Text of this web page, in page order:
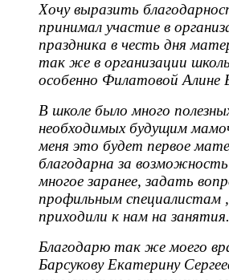
Хочу выразить
принимал участие в
праздника в честь дня
так же в организации
особенно Филатовой Алине
В школе было много
необходимых будущим
меня это будет первое
благодарна за
многое заранее, задать
профильным специалистам
приходили к нам на занятия.
Благодарю так же моего
Барсукову Екатерину